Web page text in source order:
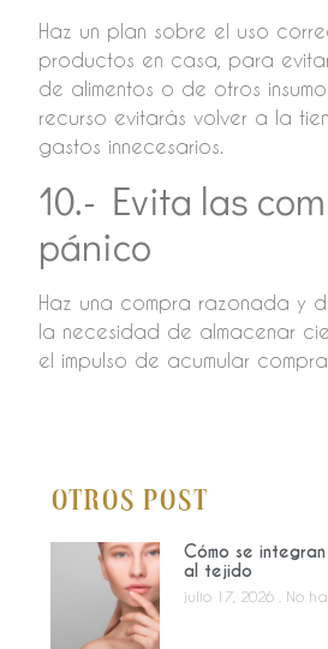
Otros Post
Cómo se
al tejido
julio 17, 2026 No
Haz un plan sobre el uso
productos en casa, para
de alimentos o de otros
recurso evitarás volver a la
gastos innecesarios.
10.- Evita las
pánico
Haz una compra razonada y
la necesidad de almacenar
el impulso de acumular